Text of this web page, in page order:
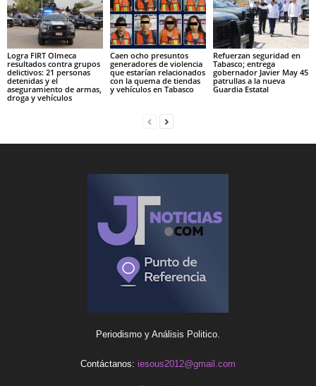
Logra FIRT Olmeca
resultados contra grupos
delictivos: 21 personas
detenidas y el
aseguramiento de armas,
droga y vehículos
Caen ocho presuntos
generadores de violencia
que estarían relacionados
con la quema de tiendas
y vehículos en Tabasco
Refuerzan seguridad en
Tabasco; entrega
gobernador Javier May 45
patrullas a la nueva
Guardia Estatal
Periodismo y Análisis Politico.
Contáctanos: iesous2012@gmail.com